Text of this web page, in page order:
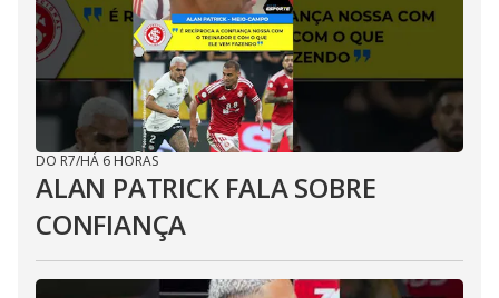
DO R7/HÁ 6 HORAS
ALAN PATRICK FALA SOBRE
CONFIANÇA